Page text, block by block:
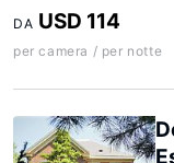
DA USD 114
per camera / per notte